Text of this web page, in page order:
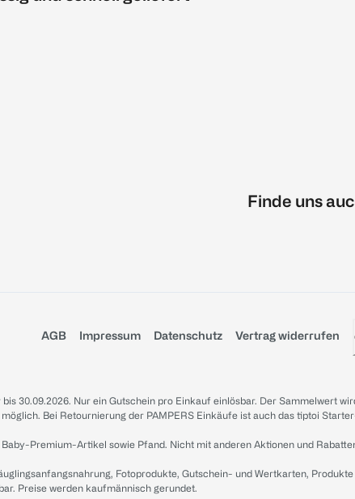
Finde uns
AGB Impressum Datenschutz Vertrag widerrufen
30.09.2026. Nur ein Gutschein pro Einkauf einlösbar. Der Sammelwert
Bei Retournierung der PAMPERS Einkäufe ist auch das tiptoi
Premium-Artikel sowie Pfand. Nicht mit anderen Aktionen und
Fotoprodukte, Gutschein- und Wertkarten,
Preise werden kaufmännisch gerundet.